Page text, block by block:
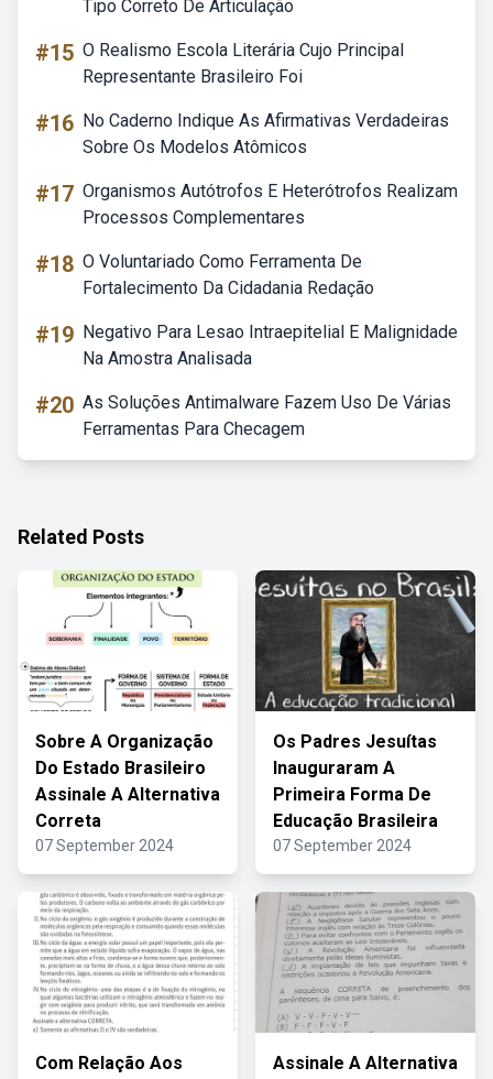
Tipo Correto De Articulação
#15 O Realismo Escola Literária Cujo Principal
Representante Brasileiro Foi
#16 No Caderno Indique As Afirmativas Verdadeiras
Sobre Os Modelos Atômicos
#17 Organismos Autótrofos E Heterótrofos Realizam
Processos Complementares
#18 O Voluntariado Como Ferramenta De
Fortalecimento Da Cidadania Redação
#19 Negativo Para Lesao Intraepitelial E Malignidade
Na Amostra Analisada
#20 As Soluções Antimalware Fazem Uso De Várias
Ferramentas Para Checagem
Related Posts
Sobre A Organização
Do Estado Brasileiro
Assinale A Alternativa
Correta
07 September 2024
Os Padres Jesuítas
Inauguraram A
Primeira Forma De
Educação Brasileira
07 September 2024
Com Relação Aos Assinale A Alternativa